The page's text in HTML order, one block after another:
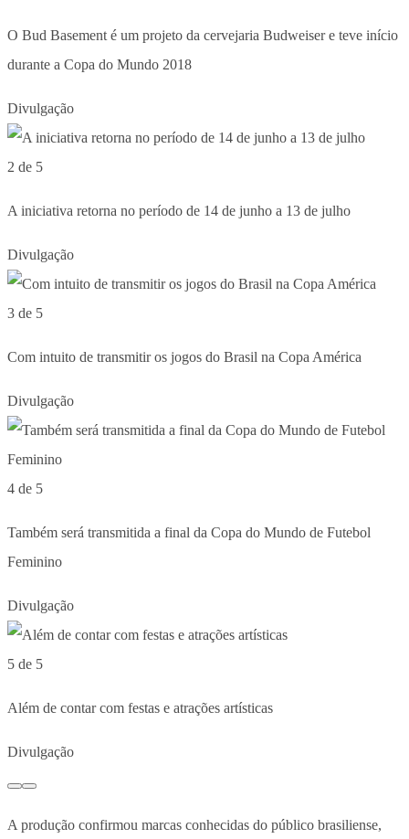
O Bud Basement é um projeto da cervejaria Budweiser e teve início
durante a Copa do Mundo 2018
Divulgação
2 de 5
A iniciativa retorna no período de 14 de junho a 13 de julho
Divulgação
3 de 5
Com intuito de transmitir os jogos do Brasil na Copa América
Divulgação
4 de 5
Também será transmitida a final da Copa do Mundo de Futebol
Feminino
Divulgação
5 de 5
Além de contar com festas e atrações artísticas
Divulgação
A produção confirmou marcas conhecidas do público brasiliense,